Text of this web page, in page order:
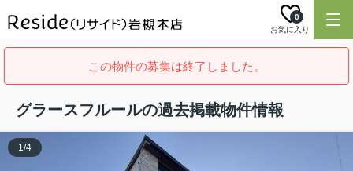
お気に入り
0
この物件の募集は終了しました。
グラースフルールの過去掲載物件情報
1/4